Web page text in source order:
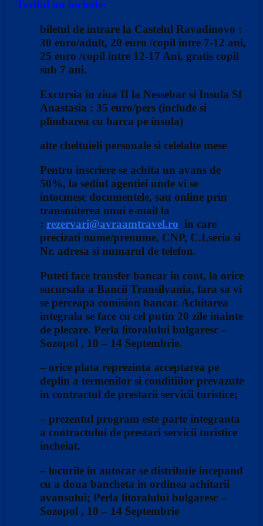
Tariful nu include:
biletul de intrare la Castelul Ravadinovo :
30 euro/adult, 20 euro /copil intre 7-12 ani,
25 euro /copil intre 12-17 Ani, gratis copil
sub 7 ani.
Excursia in ziua II la Nessebar si Insula Sf
Anastasia : 35 euro/pers (include si
plimbarea cu barca pe insula)
alte cheltuieli personale si celelalte mese
Pentru inscriere se achita un avans de
50%, la sediul agentiei unde vi se
intocmesc documentele, sau online prin
transmiterea unui e-mail la
: rezervari@avraamtravel.ro in care
precizati nume/prenume, CNP, C.I.seria si
Nr. adresa si numarul de telefon.
Puteti face transfer bancar in cont, la orice
sucursala a Bancii Transilvania, fara sa vi
se perceapa comision bancar. Achitarea
integrala se face cu cel putin 20 zile inainte
de plecare. Perla litoralului bulgaresc –
Sozopol , 10 – 14 Septembrie.
– orice plata reprezinta acceptarea pe
deplin a termenilor si conditiilor prevazute
in contractul de prestarii servicii turistice;
– prezentul program este parte integranta
a contractului de prestari servicii turistice
incheiat.
– locurile in autocar se distribuie incepand
cu a doua bancheta in ordinea achitarii
avansului; Perla litoralului bulgaresc –
Sozopol , 10 – 14 Septembrie